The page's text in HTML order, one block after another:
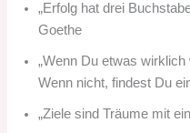
„Erfolg hat drei
Goethe
„Wenn Du etwas
Wenn nicht, findest Du
„Ziele sind Träume mit